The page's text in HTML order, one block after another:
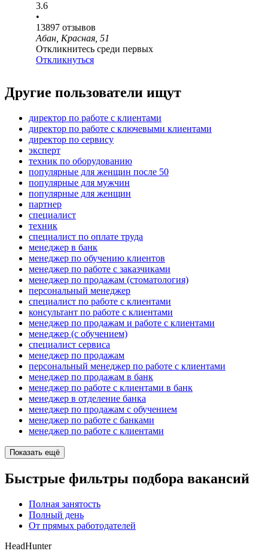
3.6
•
13897 отзывов
Абан, Красная, 51
Откликнитесь среди первых
Откликнуться
Другие пользователи ищут
директор по работе с клиентами
директор по работе с ключевыми клиентами
директор по сервису
эксперт
техник по оборудованию
популярные для женщин после 50
популярные для мужчин
популярные для женщин
партнер
специалист
техник
специалист по оплате труда
менеджер в банк
менеджер по обучению клиентов
менеджер по работе с заказчиками
менеджер по продажам (стоматология)
персональный менеджер
специалист по работе с клиентами
консультант по работе с клиентами
менеджер по продажам и работе с клиентами
менеджер (с обучением)
специалист сервиса
менеджер по продажам
персональный менеджер по работе с клиентами
менеджер по продажам в банк
менеджер по работе с клиентами в банк
менеджер в отделение банка
менеджер по продажам с обучением
менеджер по работе с банками
менеджер по работе с клиентами
Показать ещё
Быстрые фильтры подбора вакансий
Полная занятость
Полный день
От прямых работодателей
HeadHunter